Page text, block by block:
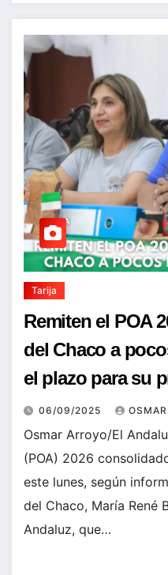
Tarija
Remiten el POA
del Chaco a
el plazo para su
06/09/2025 OSMAR
Osmar Arroyo/El
(POA) 2026
este lunes, según
del Chaco, María René
Andaluz, que…